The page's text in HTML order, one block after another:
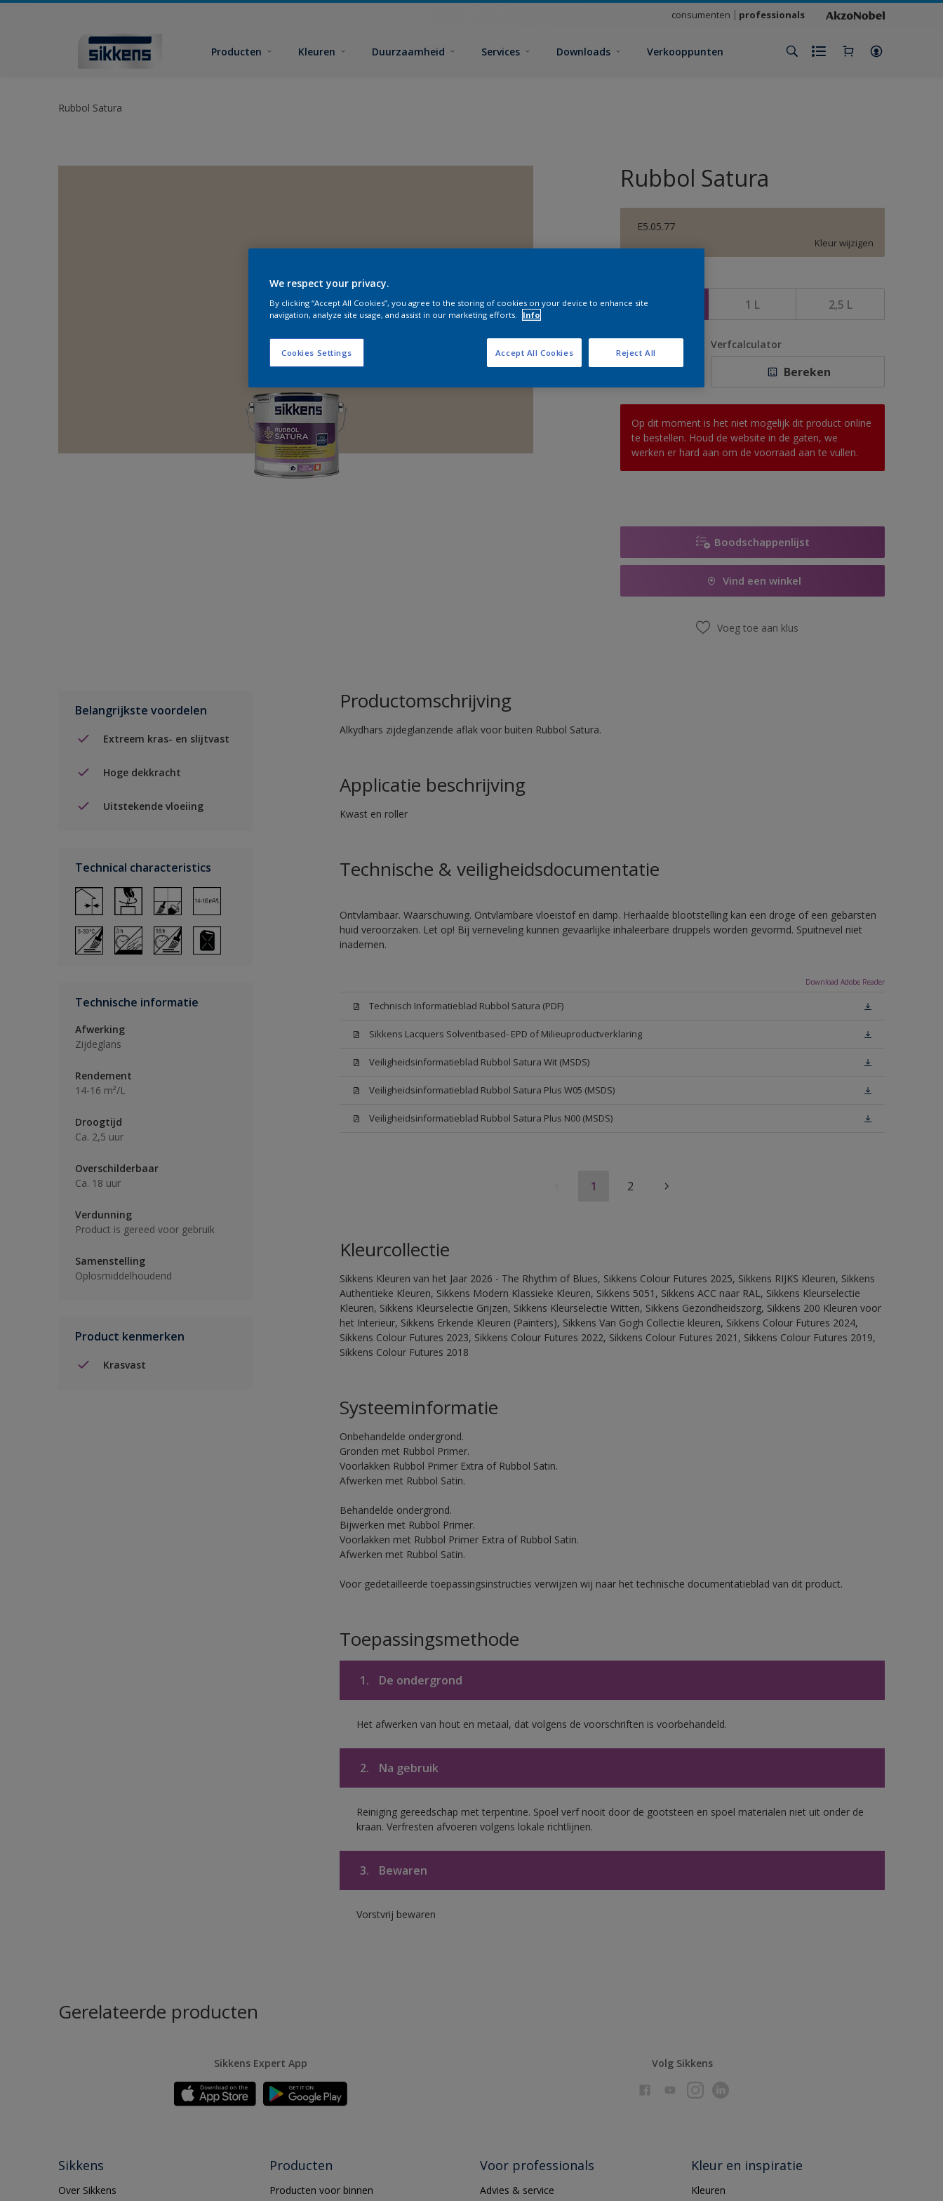
consumenten professionals
Producten Kleuren Duurzaamheid Services Downloads Verkooppunten
Rubbol Satura
Rubbol Satura
E5.05.77
Kleur wijzigen
500 ML 1 L 2,5 L
Verfcalculator
Bereken
Op dit moment is het niet mogelijk dit product online
te bestellen. Houd de website in de gaten, we
werken er hard aan om de voorraad aan te vullen.
Boodschappenlijst
Vind een winkel
Voeg toe aan klus
Belangrijkste voordelen
Extreem kras- en slijtvast
Hoge dekkracht
Uitstekende vloeiing
Technical characteristics
Technische informatie
Afwerking
Zijdeglans
Rendement
14-16 m²/L
Droogtijd
Ca. 2,5 uur
Overschilderbaar
Ca. 18 uur
Verdunning
Product is gereed voor gebruik
Samenstelling
Oplosmiddelhoudend
Product kenmerken
Krasvast
Productomschrijving
Alkydhars zijdeglanzende aflak voor buiten Rubbol Satura.
Applicatie beschrijving
Kwast en roller
Technische & veiligheidsdocumentatie
Ontvlambaar. Waarschuwing. Ontvlambare vloeistof en damp. Herhaalde blootstelling kan een droge of een gebarsten
huid veroorzaken. Let op! Bij verneveling kunnen gevaarlijke inhaleerbare druppels worden gevormd. Spuitnevel niet
inademen.
Download Adobe Reader
Technisch Informatieblad Rubbol Satura (PDF)
Sikkens Lacquers Solventbased- EPD of Milieuproductverklaring
Veiligheidsinformatieblad Rubbol Satura Wit (MSDS)
Veiligheidsinformatieblad Rubbol Satura Plus W05 (MSDS)
Veiligheidsinformatieblad Rubbol Satura Plus N00 (MSDS)
1 2
Kleurcollectie
Sikkens Kleuren van het Jaar 2026 - The Rhythm of Blues, Sikkens Colour Futures 2025, Sikkens RIJKS Kleuren, Sikkens
Authentieke Kleuren, Sikkens Modern Klassieke Kleuren, Sikkens 5051, Sikkens ACC naar RAL, Sikkens Kleurselectie
Kleuren, Sikkens Kleurselectie Grijzen, Sikkens Kleurselectie Witten, Sikkens Gezondheidszorg, Sikkens 200 Kleuren voor
het Interieur, Sikkens Erkende Kleuren (Painters), Sikkens Van Gogh Collectie kleuren, Sikkens Colour Futures 2024,
Sikkens Colour Futures 2023, Sikkens Colour Futures 2022, Sikkens Colour Futures 2021, Sikkens Colour Futures 2019,
Sikkens Colour Futures 2018
Systeeminformatie
Onbehandelde ondergrond.
Gronden met Rubbol Primer.
Voorlakken Rubbol Primer Extra of Rubbol Satin.
Afwerken met Rubbol Satin.
Behandelde ondergrond.
Bijwerken met Rubbol Primer.
Voorlakken met Rubbol Primer Extra of Rubbol Satin.
Afwerken met Rubbol Satin.
Voor gedetailleerde toepassingsinstructies verwijzen wij naar het technische documentatieblad van dit product.
Toepassingsmethode
1. De ondergrond
Het afwerken van hout en metaal, dat volgens de voorschriften is voorbehandeld.
2. Na gebruik
Reiniging gereedschap met terpentine. Spoel verf nooit door de gootsteen en spoel materialen niet uit onder de
kraan. Verfresten afvoeren volgens lokale richtlijnen.
3. Bewaren
Vorstvrij bewaren
Gerelateerde producten
Sikkens Expert App Volg Sikkens
Sikkens
Over Sikkens
Producten
Producten voor binnen
Voor professionals
Advies & service
Kleur en inspiratie
Kleuren
We respect your privacy.
By clicking “Accept All Cookies”, you agree to the storing of cookies on your device to enhance site
navigation, analyze site usage, and assist in our marketing efforts.
Info
Cookies Settings Reject All
Accept All Cookies